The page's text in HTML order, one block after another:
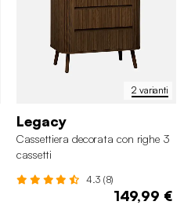
2 varianti
Legacy
Cassettiera decorata con righe 3
cassetti
4.3 (8)
149,99 €